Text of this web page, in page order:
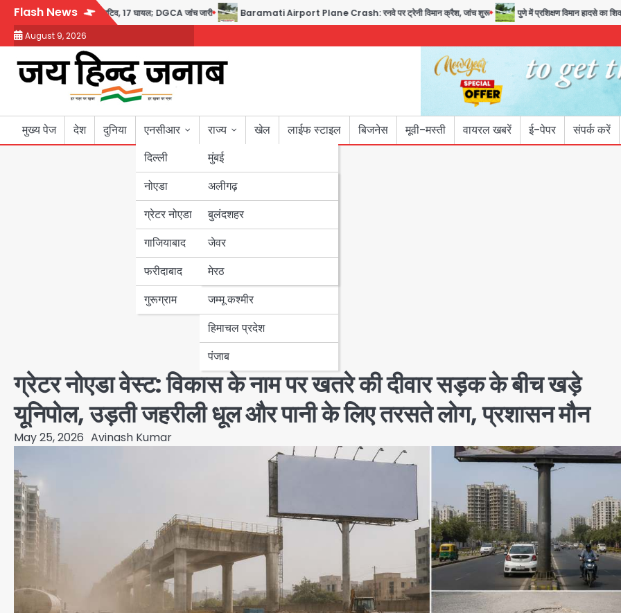
Skip
content
Flash News
डोप टेस्ट पॉजिटिव, 17 घायल; DGCA जांच जारी Baramati Airport Plane Crash: रनवे पर ट्रेनी विमान क्रैश, जांच शुरू पुणे में प्रशिक्षण विमान हादसे का शिकार, कोई
August 9, 2026
मुख्य पेज देश दुनिया
एनसीआर
दिल्ली
नोएडा
ग्रेटर नोएडा
गाजियाबाद
फरीदाबाद
गुरूग्राम
राज्य
मुंबई
उत्तर प्रदेश
अलीगढ़
बुलंदशहर
जेवर
मेरठ
बिहार
पंजाब
हरियाणा
जम्मू कश्मीर
हिमाचल प्रदेश
पंजाब
खेल लाईफ स्टाइल बिजनेस मूवी-मस्ती वायरल खबरें ई-पेपर संपर्क करें
ग्रेटर नोएडा वेस्ट: विकास के नाम पर खतरे की दीवार सड़क के बीच खड़े
यूनिपोल, उड़ती जहरीली धूल और पानी के लिए तरसते लोग, प्रशासन मौन
May 25, 2026 Avinash Kumar